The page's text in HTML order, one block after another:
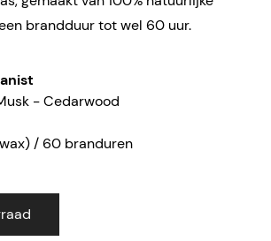
brandduur tot wel 60 uur.
- Cedarwood
/ 60 branduren